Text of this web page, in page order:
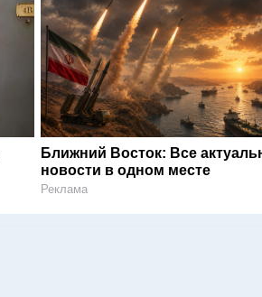
Ближний Восток: Все
новости в одном месте
Реклама